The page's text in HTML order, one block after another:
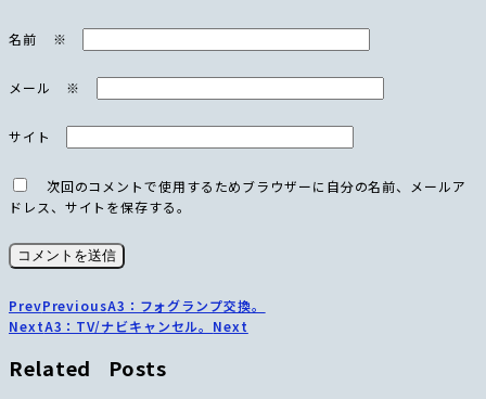
名前 ※
メール ※
サイト
次回のコメントで使用するためブラウザーに自分の名前、メールア
ドレス、サイトを保存する。
PrevPreviousA3：フォグランプ交換。
NextA3：TV/ナビキャンセル。 Next
Related Posts